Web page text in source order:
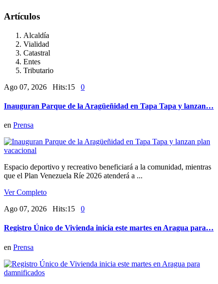
Artículos
Alcaldía
Vialidad
Catastral
Entes
Tributario
Ago 07, 2026 Hits:15
0
Inauguran Parque de la Aragüeñidad en Tapa Tapa y lanzan…
en Prensa
Espacio deportivo y recreativo beneficiará a la comunidad, mientras
que el Plan Venezuela Ríe 2026 atenderá a ...
Ver Completo
Ago 07, 2026 Hits:15
0
Registro Único de Vivienda inicia este martes en Aragua para…
en Prensa